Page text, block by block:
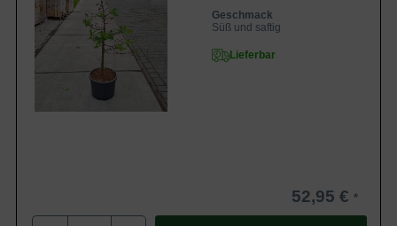
Geschmack
Süß und saftig
Lieferbar
52,95 €